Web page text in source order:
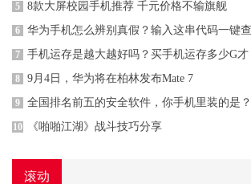
5 8款大屏校园手机推荐 千元价格不输旗舰
6 华为手机怎么辨别真假？输入这串代码一键查
7 手机运存是越大越好吗？买手机运存多少G才
8 9月4日，华为将在柏林发布Mate 7
9 全国排名前五的安全软件，你手机里装的是？
10 《啪啪江湖》战斗技巧分享
滚动